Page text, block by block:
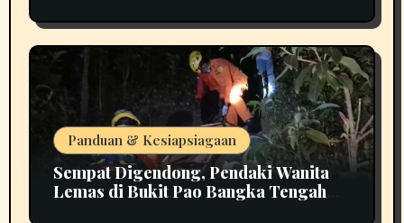
Panduan & Kesiapsiagaan
Sempat Digendong, Pendaki Wanita
Lemas di Bukit Pao Bangka Tengah